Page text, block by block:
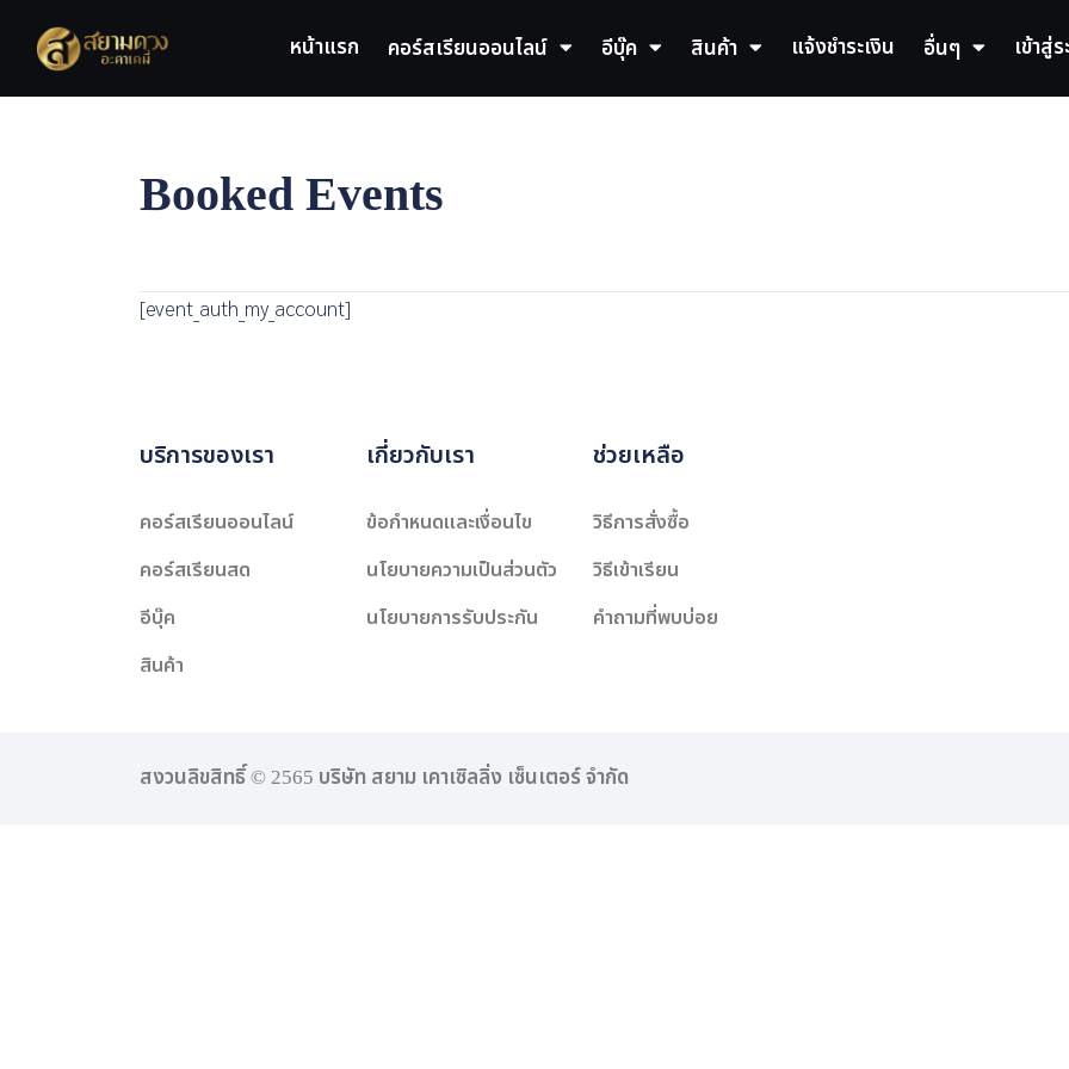
content
หน้าแรก คอร์สเรียนออนไลน์ อีบุ๊ค สินค้า แจ้งชำระเงิน อื่นๆ เข้าสู่
Booked Events
[event_auth_my_account]
บริการของเรา
คอร์สเรียนออนไลน์
คอร์สเรียนสด
อีบุ๊ค
สินค้า
เกี่ยวกับเรา
ข้อกำหนดและเงื่อนไข
นโยบายความเป็นส่วนตัว
นโยบายการรับประกัน
ช่วยเหลือ
วิธีการสั่งซื้อ
วิธีเข้าเรียน
คำถามที่พบบ่อย
สงวนลิขสิทธิ์ © 2565 บริษัท สยาม เคาเซิลลิ่ง เซ็นเตอร์ จำกัด